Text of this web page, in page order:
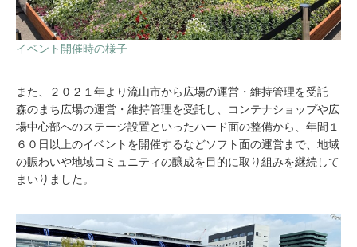
イベント開催時の様子
また、２０２１年より流山市から広場の運営・維持管理を受託
森のまち広場の運営・維持管理を受託し、コンテナショップや広
場中心部へのステージ設置といったハード面の整備から、年間１
６０日以上のイベントを開催するなどソフト面の運営まで、地域
の賑わいや地域コミュニティの醸成を目的に取り組みを継続して
まいりました。